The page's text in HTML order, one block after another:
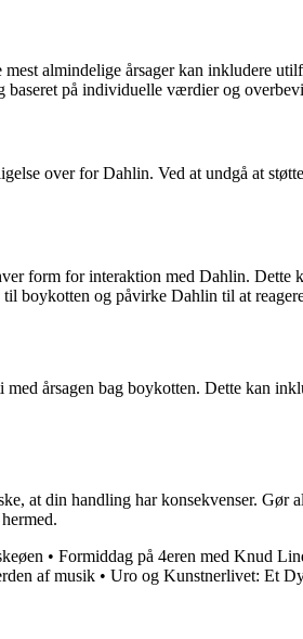
almindelige årsager kan inkludere
baseret på individuelle værdier og
over for Dahlin. Ved at undgå at
form for interaktion med Dahlin. Dette
boykotten og påvirke Dahlin til at
årsagen bag boykotten. Dette kan
at din handling har konsekvenser.
• Formiddag på 4eren med Knud
af musik • Uro og Kunstnerlivet: Et